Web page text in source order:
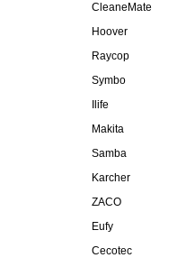
CleaneMate
Hoover
Raycop
Symbo
Ilife
Makita
Samba
Karcher
ZACO
Eufy
Cecotec